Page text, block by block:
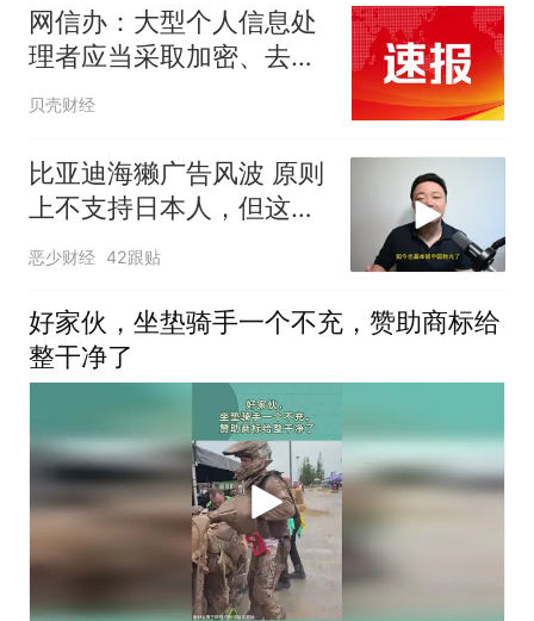
网信办：大型个人信息处
理者应当采取加密、去标
识化等措施保障所处理个
贝壳财经
比亚迪海獭广告风波 原则
上不支持日本人，但这次
不一样
恶少财经 42跟贴
好家伙，坐垫骑手一个不充，赞助商标给
整干净了